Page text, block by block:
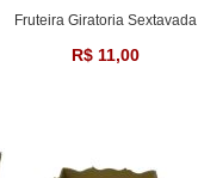
Fruteira Giratoria Sextavada
R$ 11,00